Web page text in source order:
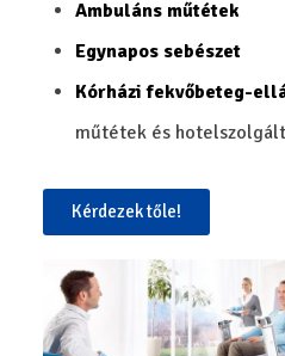
Ambuláns műtétek
Egynapos sebészet
Kórházi fekvőbeteg-
műtétek és
Kérdezek tőle!